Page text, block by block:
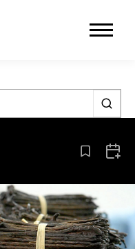
Aus den